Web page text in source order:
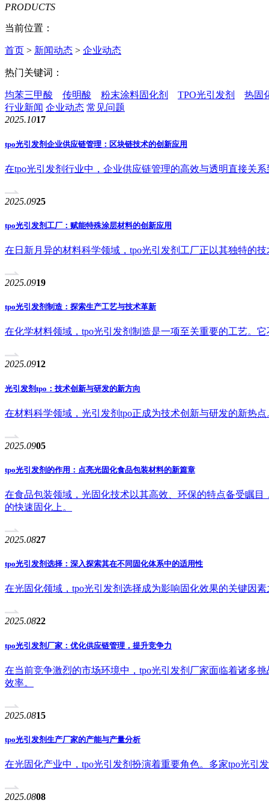
PRODUCTS
当前位置：
首页 > 新闻动态 > 企业动态
热门关键词：
均苯三甲酸 传明酸 粉末涂料固化剂 TPO光引发剂
热固
行业新闻 企业动态 常见问题
2025.1017
tpo光引发剂企业供应链管理：区块链技术的创新应用
在tpo光引发剂行业中，企业供应链管理的高效与透明直接关
2025.0925
tpo光引发剂工厂：赋能特殊涂层材料的创新应用
在日新月异的材料科学领域，tpo光引发剂工厂正以其独特的
2025.0919
tpo光引发剂制造：探索生产工艺与技术革新
在化学材料领域，tpo光引发剂制造是一项至关重要的工艺。
2025.0912
光引发剂tpo：技术创新与研发的新方向
在材料科学领域，光引发剂tpo正成为技术创新与研发的新热
2025.0905
tpo光引发剂的作用：点亮光固化食品包装材料的新篇章
在食品包装领域，光固化技术以其高效、环保的特点备受瞩
的快速固化上。
2025.0827
tpo光引发剂选择：深入探索其在不同固化体系中的适用性
在光固化领域，tpo光引发剂选择成为影响固化效果的关键因
2025.0822
tpo光引发剂厂家：优化供应链管理，提升竞争力
在当前竞争激烈的市场环境中，tpo光引发剂厂家面临着诸多
效率。
2025.0815
tpo光引发剂生产厂家的产能与产量分析
在光固化产业中，tpo光引发剂扮演着重要角色。多家tpo光引
2025.0808